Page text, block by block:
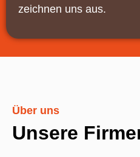
zeichnen uns aus.
Über uns
Unsere